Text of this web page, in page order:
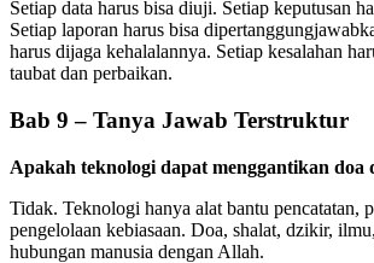
Setiap data harus bisa diuji. Setiap keputusan
Setiap laporan harus bisa
harus dijaga kehalalannya. Setiap kesalahan
taubat dan perbaikan.
Bab 9 – Tanya Jawab Terstruktur
Apakah teknologi dapat menggantikan doa
Tidak. Teknologi hanya alat bantu pencatatan,
pengelolaan kebiasaan. Doa, shalat, dzikir,
hubungan manusia dengan Allah.